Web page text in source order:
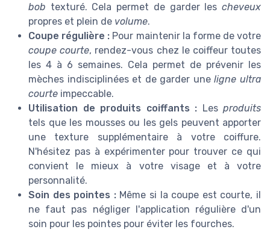
bob texturé. Cela permet de garder les cheveux
propres et plein de volume.
Coupe régulière : Pour maintenir la forme de votre
coupe courte, rendez-vous chez le coiffeur toutes
les 4 à 6 semaines. Cela permet de prévenir les
mèches indisciplinées et de garder uneligne ultra
courte impeccable.
Utilisation de produits coiffants : Les produits
tels que les mousses ou les gels peuvent apporter
une texture supplémentaire à votre coiffure.
N'hésitez pas à expérimenter pour trouver ce qui
convient le mieux à votre visage et à votre
personnalité.
Soin des pointes :Même si la coupe est courte, il
ne faut pas négliger l'application régulière d'un
soin pour les pointes pour éviter les fourches.